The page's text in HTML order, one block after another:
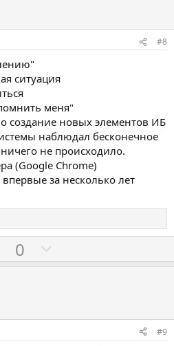
и
#8
ситуация
меня"
создание новых элементов ИБ
наблюдал бесконечное
не происходило.
(Google Chrome)
за несколько лет
а
0
р
и
#9